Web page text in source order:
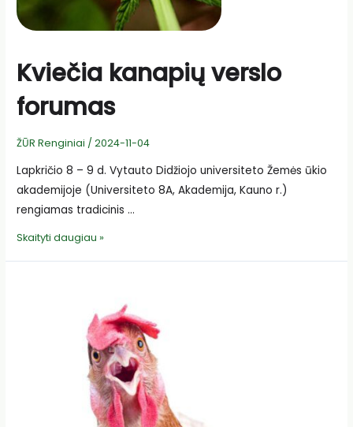
Kviečia kanapių verslo
forumas
ŽŪR Renginiai /2024-11-04
Lapkričio 8 – 9 d. Vytauto Didžiojo universiteto Žemės ūkio
akademijoje (Universiteto 8A, Akademija, Kauno r.)
rengiamas tradicinis …
Kviečia
Skaityti daugiau »